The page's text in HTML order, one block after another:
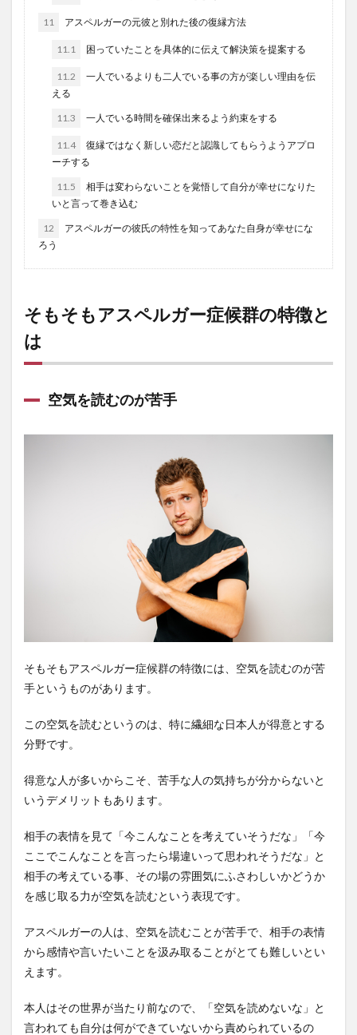
11 アスペルガーの元彼と別れた後の復縁方法
11.1 困っていたことを具体的に伝えて解決策を提案する
11.2
一人でいるよりも二人でいる事の方が楽しい理由を伝
える
11.3 一人でいる時間を確保出来るよう約束をする
11.4
復縁ではなく新しい恋だと認識してもらうようアプロ
ーチする
11.5
相手は変わらないことを覚悟して自分が幸せになりた
いと言って巻き込む
12
アスペルガーの彼氏の特性を知ってあなた自身が幸せにな
ろう
そもそもアスペルガー症候群の特徴と
は
空気を読むのが苦手
そもそもアスペルガー症候群の特徴には、空気を読むのが苦
手というものがあります。
この空気を読むというのは、特に繊細な日本人が得意とする
分野です。
得意な人が多いからこそ、苦手な人の気持ちが分からないと
いうデメリットもあります。
相手の表情を見て「今こんなことを考えていそうだな」「今
ここでこんなことを言ったら場違いって思われそうだな」と
相手の考えている事、その場の雰囲気にふさわしいかどうか
を感じ取る力が空気を読むという表現です。
アスペルガーの人は、空気を読むことが苦手で、相手の表情
から感情や言いたいことを汲み取ることがとても難しいとい
えます。
本人はその世界が当たり前なので、「空気を読めないな」と
言われても自分は何ができていないから責められているの